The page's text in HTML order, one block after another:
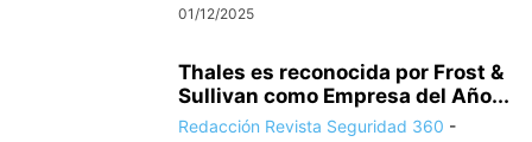
01/12/2025
Thales es reconocida por Frost &
Sullivan como Empresa del Año...
Redacción Revista Seguridad 360 -